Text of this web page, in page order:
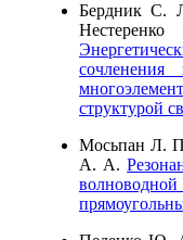
Бердник С.
сочленения
структурой
Мосьпан Л.
А. А.